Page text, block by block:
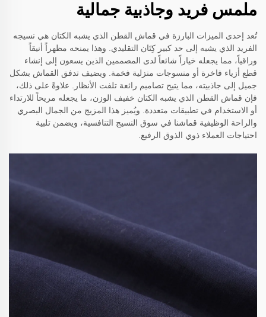
ملمس فريد وجاذبية جمالية
تُعد إحدى الميزات البارزة في قماش القطن الذي يشبه الكتان هي نسيجه
الفريد الذي يشبه إلى حد كبير كِتَان التقليدي. وهذا يمنحه مظهراً أنيقاً
وراقياً، مما يجعله خياراً شائعاً لدى المصممين الذين يسعون إلى إنشاء
قطع أزياء فاخرة أو منسوجات منزلية فخمة. ويضيف تدفق القماش بشكل
جميل إلى جاذبيته، مما يتيح تصاميم رائعة تلفت الأنظار. علاوةً على ذلك،
فإن قماش القطن الذي يشبه الكتان خفيف الوزن، ما يجعله مريحاً للارتداء
أو الاستخدام في تطبيقات متعددة. ويُميز هذا المزيج من الجمال البصري
والراحة الوظيفية قماشنا في سوق النسيج التنافسية، ويضمن تلبية
احتياجات العملاء ذوي الذوق الرفيع.